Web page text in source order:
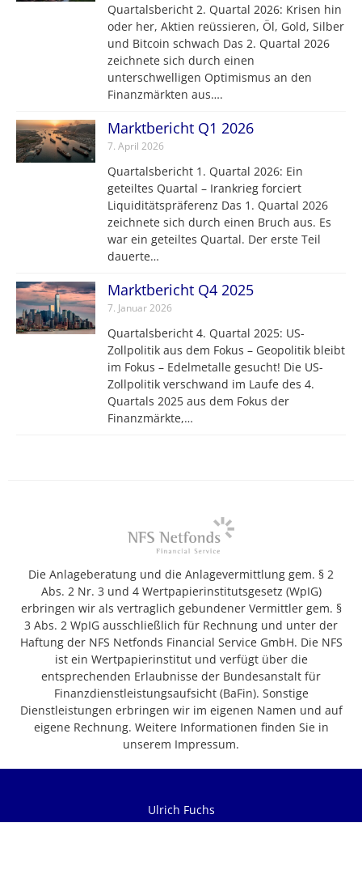
Quartalsbericht 2. Quartal 2026: Krisen hin
oder her, Aktien reüssieren, Öl, Gold, Silber
und Bitcoin schwach Das 2. Quartal 2026
zeichnete sich durch einen
unterschwelligen Optimismus an den
Finanzmärkten aus….
Marktbericht Q1 2026
7. April 2026
Quartalsbericht 1. Quartal 2026: Ein
geteiltes Quartal – Irankrieg forciert
Liquiditätspräferenz Das 1. Quartal 2026
zeichnete sich durch einen Bruch aus. Es
war ein geteiltes Quartal. Der erste Teil
dauerte…
Marktbericht Q4 2025
7. Januar 2026
Quartalsbericht 4. Quartal 2025: US-
Zollpolitik aus dem Fokus – Geopolitik bleibt
im Fokus – Edelmetalle gesucht! Die US-
Zollpolitik verschwand im Laufe des 4.
Quartals 2025 aus dem Fokus der
Finanzmärkte,…
Die Anlageberatung und die Anlagevermittlung gem. § 2
Abs. 2 Nr. 3 und 4 Wertpapierinstitutsgesetz (WpIG)
erbringen wir als vertraglich gebundener Vermittler gem. §
3 Abs. 2 WpIG ausschließlich für Rechnung und unter der
Haftung der NFS Netfonds Financial Service GmbH. Die NFS
ist ein Wertpapierinstitut und verfügt über die
entsprechenden Erlaubnisse der Bundesanstalt für
Finanzdienstleistungsaufsicht (BaFin). Sonstige
Dienstleistungen erbringen wir im eigenen Namen und auf
eigene Rechnung. Weitere Informationen finden Sie in
unserem Impressum.
Ulrich Fuchs
Wendelsteinstr. 29